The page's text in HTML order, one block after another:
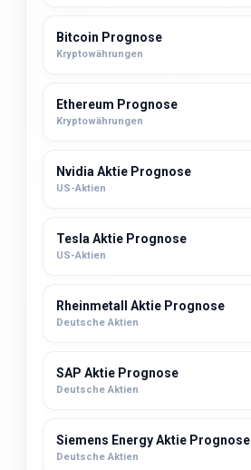
Bitcoin Prognose
Kryptowährungen
Ethereum Prognose
Kryptowährungen
Nvidia Aktie Prognose
US-Aktien
Tesla Aktie Prognose
US-Aktien
Rheinmetall Aktie Prognose
Deutsche Aktien
SAP Aktie Prognose
Deutsche Aktien
Siemens Energy Aktie Prognose
Deutsche Aktien